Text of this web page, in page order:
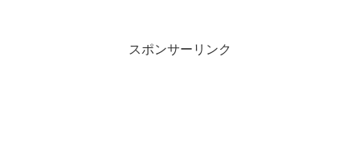
スポンサーリンク